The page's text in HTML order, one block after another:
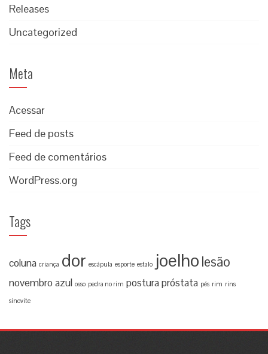
Releases
Uncategorized
Meta
Acessar
Feed de posts
Feed de comentários
WordPress.org
Tags
coluna criança dor escápula esporte estalo joelho lesão
novembro azul osso pedra no rim posturapróstata pés rim rins
sinovite